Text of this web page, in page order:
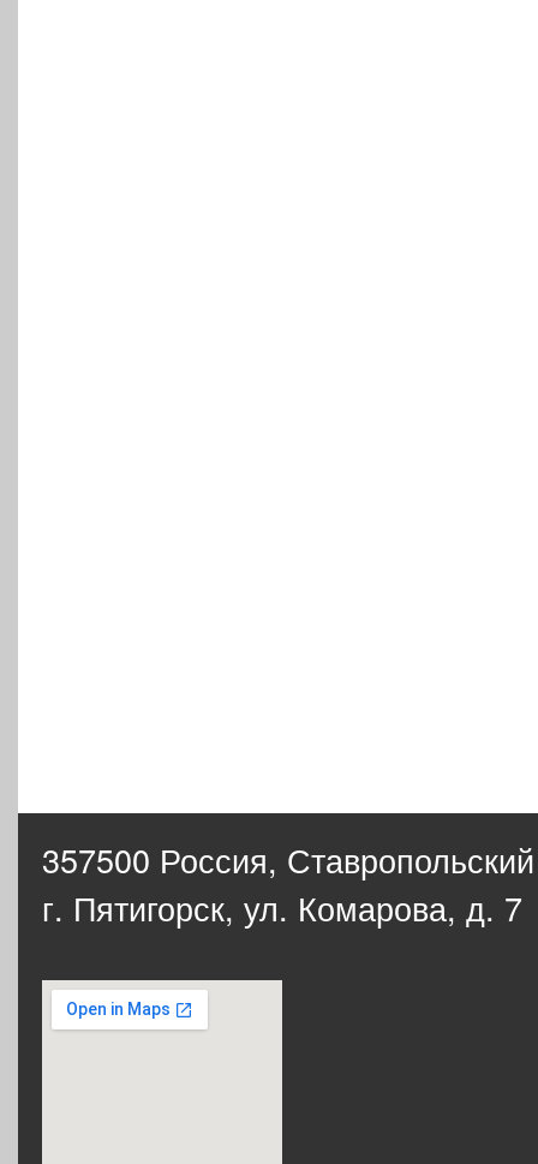
357500 Россия,
г. Пятигорск, ул. Комарова, д. 7